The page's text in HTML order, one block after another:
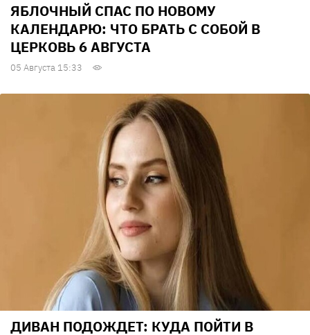
ЯБЛОЧНЫЙ СПАС ПО НОВОМУ
КАЛЕНДАРЮ: ЧТО БРАТЬ С СОБОЙ В
ЦЕРКОВЬ 6 АВГУСТА
05 Августа 15:33
ДИВАН ПОДОЖДЕТ: КУДА ПОЙТИ В